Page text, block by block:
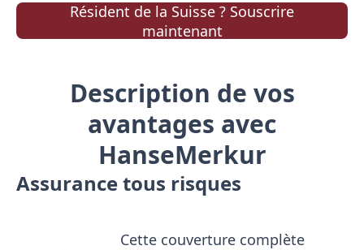
Résident de la Suisse ? Souscrire
maintenant
Description de vos
avantages avec
HanseMerkur
Assurance tous risques
Cette couverture complète